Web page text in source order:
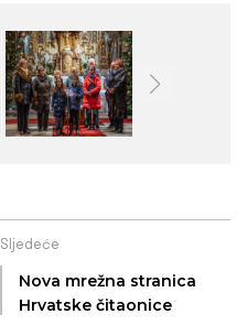
Sljedeće
Nova mrežna stranica
Hrvatske čitaonice